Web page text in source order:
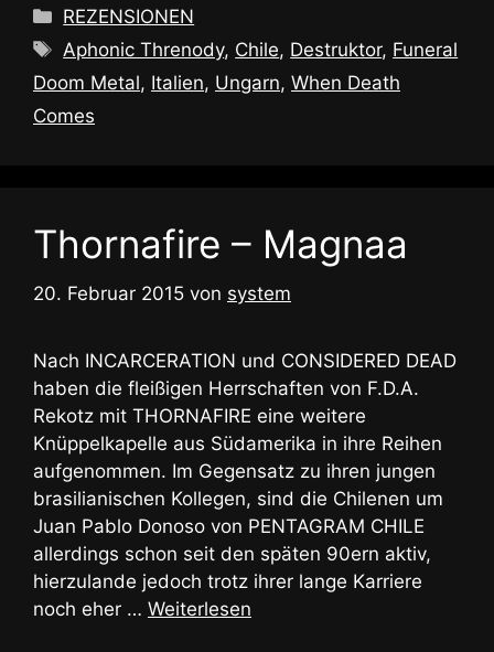
Kategorien
REZENSIONEN
Schlagwörter
Aphonic Threnody, Chile, Destruktor, Funeral
Doom Metal, Italien, Ungarn, When Death
Comes
Thornafire – Magnaa
20. Februar 2015 von system
Nach INCARCERATION und CONSIDERED DEAD
haben die fleißigen Herrschaften von F.D.A.
Rekotz mit THORNAFIRE eine weitere
Knüppelkapelle aus Südamerika in ihre Reihen
aufgenommen. Im Gegensatz zu ihren jungen
brasilianischen Kollegen, sind die Chilenen um
Juan Pablo Donoso von PENTAGRAM CHILE
allerdings schon seit den späten 90ern aktiv,
hierzulande jedoch trotz ihrer lange Karriere
noch eher … Weiterlesen